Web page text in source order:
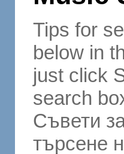
Tips for
below in
just click
search
Съвети
търсене